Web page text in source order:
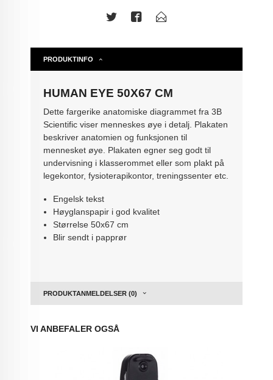
PRODUKTINFO
HUMAN EYE 50X67 CM
Dette fargerike anatomiske diagrammetfra 3B
Scientific viser menneskes øye i detalj. Plakaten
beskriver anatomien og funksjonen til
mennesket øye. Plakaten egner seg godt til
undervisning i klasserommet eller som plakt på
legekontor, fysioterapikontor, treningssenter etc.
Engelsk tekst
Høyglanspapir i god kvalitet
Størrelse 50x67 cm
Blir sendt i papprør
PRODUKTANMELDELSER (0)
VI ANBEFALER OGSÅ